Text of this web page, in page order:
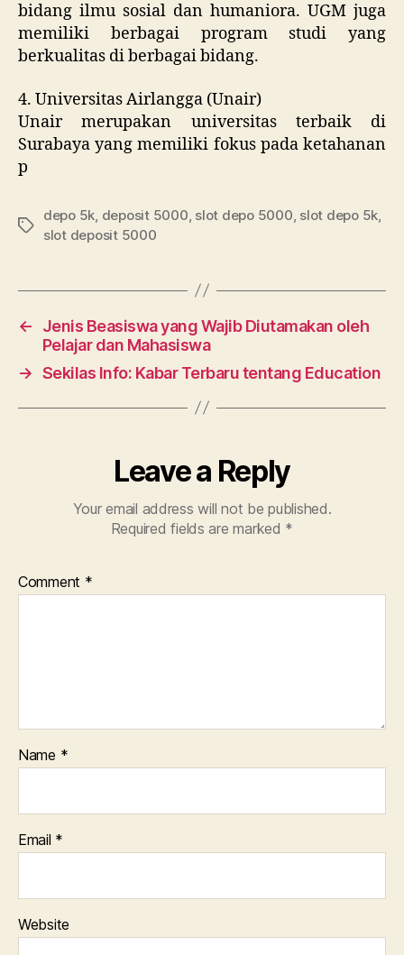
bidang ilmu sosial dan humaniora. UGM juga
memiliki berbagai program studi yang
berkualitas di berbagai bidang.
4. Universitas Airlangga (Unair)
Unair merupakan universitas terbaik di
Surabaya yang memiliki fokus pada ketahanan
p
Tags
depo 5k deposit 5000 slot depo 5000 slot depo 5k
slot deposit 5000
←
Jenis Beasiswa yang Wajib Diutamakan oleh
Pelajar dan Mahasiswa
→ Sekilas Info: Kabar Terbaru tentang Education
Leave a Reply
Your email address will not be published.
Required fields are marked *
Comment *
Name *
Email *
Website